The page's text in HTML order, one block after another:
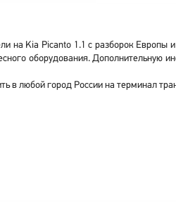
на Kia Picanto 1.1 с разборок Европы
оборудования. Дополнительную
в любой город России на терминал